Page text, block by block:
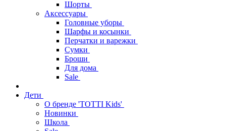
Шорты
Аксессуары
Головные уборы
Шарфы и косынки
Перчатки и варежки
Сумки
Броши
Для дома
Sale
Дети
О бренде 'TOTTI Kids'
Новинки
Школа